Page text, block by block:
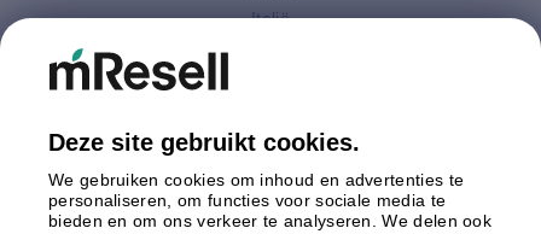
Italië
Spanje
Zweden
Deze site gebruikt cookies.
We gebruiken cookies om inhoud en advertenties te
personaliseren, om functies voor sociale media te
bieden en om ons verkeer te analyseren. We delen ook